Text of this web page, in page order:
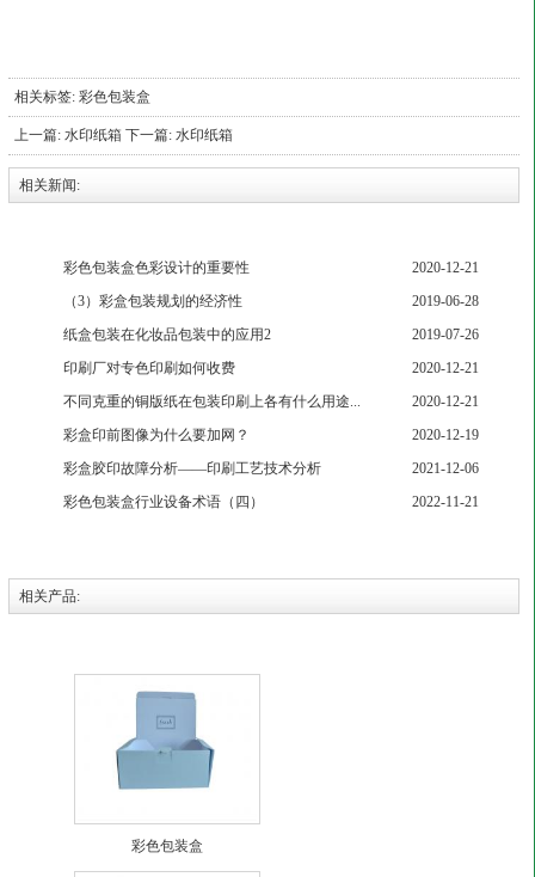
相关标签: 彩色包装盒
上一篇: 水印纸箱 下一篇: 水印纸箱
相关新闻:
彩色包装盒色彩设计的重要性
2020-12-21
（3）彩盒包装规划的经济性
2019-06-28
纸盒包装在化妆品包装中的应用2
2019-07-26
印刷厂对专色印刷如何收费
2020-12-21
不同克重的铜版纸在包装印刷上各有什么用途...
2020-12-21
彩盒印前图像为什么要加网？
2020-12-19
彩盒胶印故障分析——印刷工艺技术分析
2021-12-06
彩色包装盒行业设备术语（四）
2022-11-21
相关产品:
彩色包装盒